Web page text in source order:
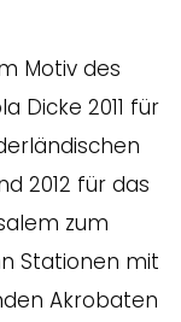
Motiv des
Dicke 2011 für
2012 für das
zum
Stationen mit
Akrobaten